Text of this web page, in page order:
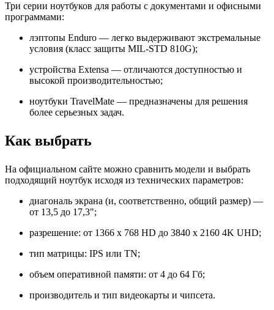
Три серии ноутбуков для работы с документами и офисными
программами:
лэптопы Enduro — легко выдерживают экстремальные
условия (класс защиты MIL-STD 810G);
устройства Extensa — отличаются доступностью и
высокой производительностью;
ноутбуки TravelMate — предназначены для решения
более серьезных задач.
Как выбрать
На официальном сайте можно сравнить модели и выбрать
подходящий ноутбук исходя из технических параметров:
диагональ экрана (и, соответственно, общий размер) —
от 13,5 до 17,3";
разрешение: от 1366 x 768 HD до 3840 x 2160 4K UHD;
тип матрицы: IPS или TN;
объем оперативной памяти: от 4 до 64 Гб;
производитель и тип видеокарты и чипсета.